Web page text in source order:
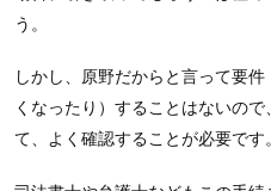
う。
しかし、原野だからと言って要
くなったり）することはないの
て、よく確認することが必要です。